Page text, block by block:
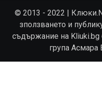
© 2013 - 2022 |
зползването и
съдържание на
група